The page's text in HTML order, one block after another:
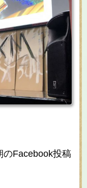
のFacebook投稿